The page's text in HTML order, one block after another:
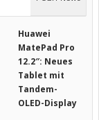
Huawei
MatePad Pro
12.2″: Neues
Tablet mit
Tandem-
OLED-Display